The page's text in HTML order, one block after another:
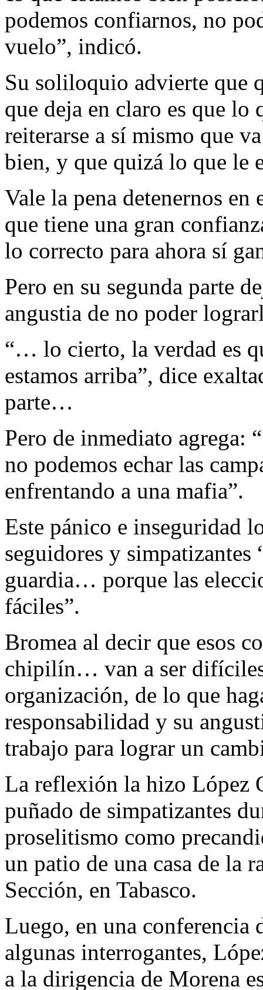
podemos confiarnos, no
vuelo”, indicó.
Su soliloquio advierte que
que deja en claro es que lo
reiterarse a sí mismo que
bien, y que quizá lo que le
Vale la pena detenernos en
que tiene una gran
lo correcto para ahora sí
Pero en su segunda parte
angustia de no poder
“… lo cierto, la verdad es
estamos arriba”, dice
parte…
Pero de inmediato
no podemos echar las
enfrentando a una mafia”.
Este pánico e inseguridad
seguidores y
guardia… porque las
fáciles”.
Bromea al decir que esos
chipilín… van a ser difíciles
organización, de lo que
responsabilidad y su
trabajo para lograr un
La reflexión la hizo López
puñado de simpatizantes
proselitismo como
un patio de una casa de la
Sección, en Tabasco.
Luego, en una conferencia
algunas interrogantes,
a la dirigencia de Morena